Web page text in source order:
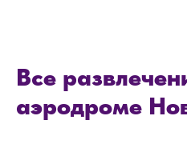
Все
аэродроме